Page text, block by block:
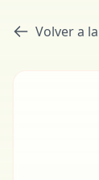
Volver a